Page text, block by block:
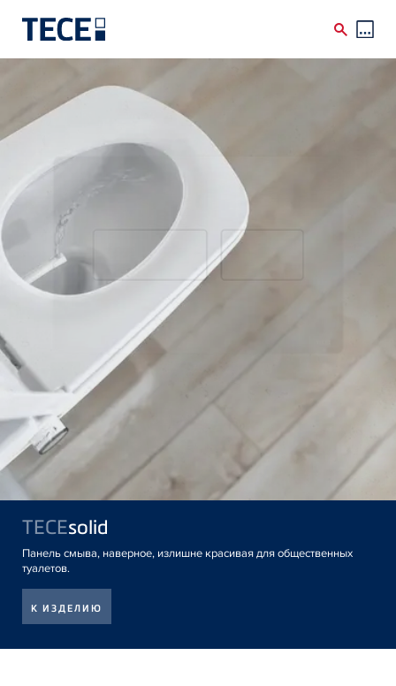
TECEsolid
Панель смыва, наверное, излишне красивая для общественных
туалетов.
К ИЗДЕЛИЮ